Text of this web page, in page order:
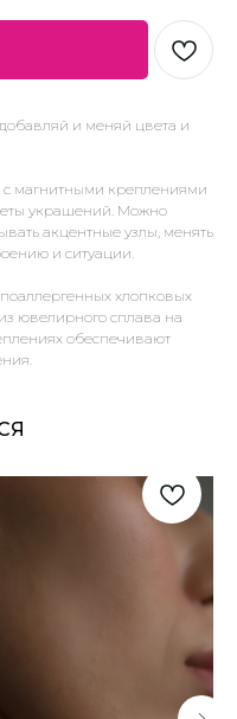
и меняй цвета и
магнитными креплениями
украшений. Можно
акцентные узлы, менять
и ситуации.
хлопковых
ювелирного сплава на
обеспечивают